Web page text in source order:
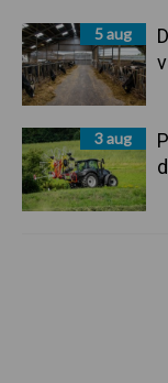
5 aug
3 aug